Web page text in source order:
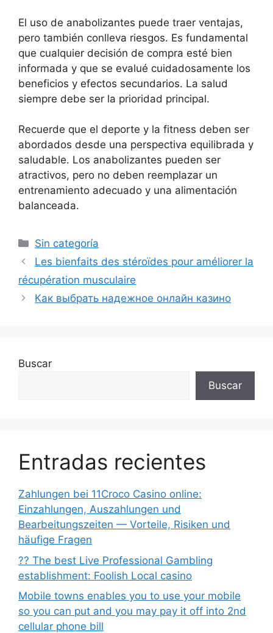
El uso de anabolizantes puede traer ventajas,
pero también conlleva riesgos. Es fundamental
que cualquier decisión de compra esté bien
informada y que se evalué cuidadosamente los
beneficios y efectos secundarios. La salud
siempre debe ser la prioridad principal.
Recuerde que el deporte y la fitness deben ser
abordados desde una perspectiva equilibrada y
saludable. Los anabolizantes pueden ser
atractivos, pero no deben reemplazar un
entrenamiento adecuado y una alimentación
balanceada.
Sin categoría
Les bienfaits des stéroïdes pour améliorer la
récupération musculaire
Как выбрать надежное онлайн казино
Buscar
Buscar
Entradas recientes
Zahlungen bei 11Croco Casino online:
Einzahlungen, Auszahlungen und
Bearbeitungszeiten — Vorteile, Risiken und
häufige Fragen
?? The best Live Professional Gambling
establishment: Foolish Local casino
Mobile towns enables you to use your mobile
so you can put and you may pay it off into 2nd
cellular phone bill